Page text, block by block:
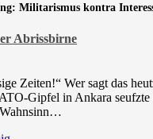
Abrissbirne
Militarismus kontra
Zeiten!“ Wer sagt das
Gipfel in Ankara seufzte